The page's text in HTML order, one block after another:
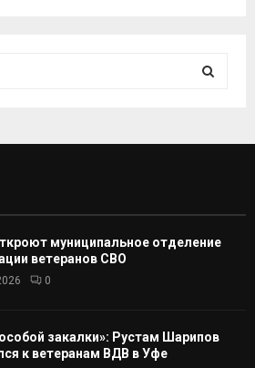
С
А
муниципальное отделение
ветеранов СВО
0
закалки»: Рустам Шарипов
к ветеранам ВДВ в Уфе